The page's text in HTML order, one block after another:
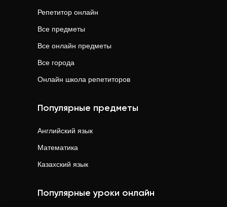
Репетитор онлайн
Все предметы
Все онлайн предметы
Все города
Онлайн школа репетиторов
Популярные предметы
Английский язык
Математика
Казахский язык
Популярные уроки онлайн